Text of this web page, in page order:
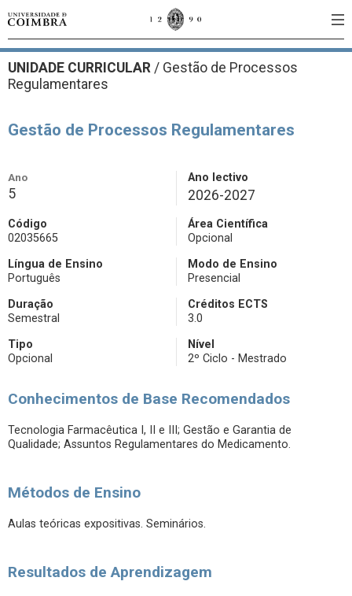
UNIDADE CURRICULAR / Gestão de Processos
Regulamentares
Gestão de Processos Regulamentares
Ano
5
Ano lectivo
2026-2027
Código
02035665
Área Científica
Opcional
Língua de Ensino
Português
Modo de Ensino
Presencial
Duração
Semestral
Créditos ECTS
3.0
Tipo
Opcional
Nível
2º Ciclo - Mestrado
Conhecimentos de Base Recomendados
Tecnologia Farmacêutica I, II e III; Gestão e Garantia de
Qualidade; Assuntos Regulamentares do Medicamento.
Métodos de Ensino
Aulas teóricas expositivas. Seminários.
Resultados de Aprendizagem